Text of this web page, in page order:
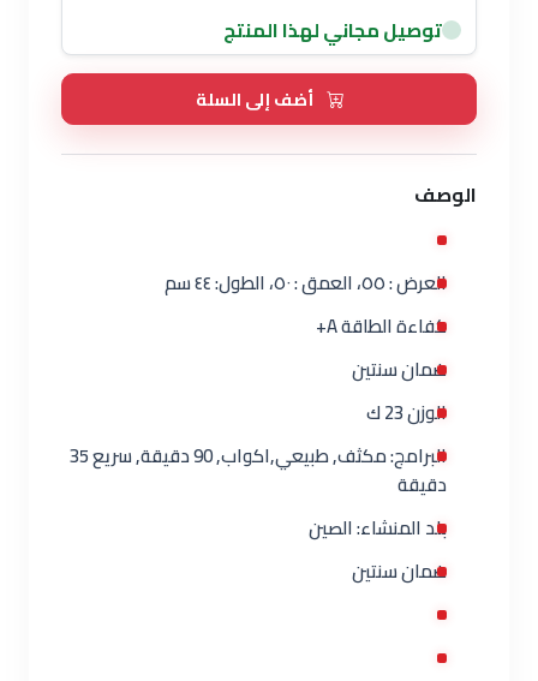
توصيل مجاني لهذا المنتج
أضف إلى السلة
الوصف
العرض : ٥٥، العمق : ٥٠، الطول: ٤٤ سم
كفاءة الطاقة A+
ضمان سنتين
الوزن 23 ك
البرامج: مكثف, طبيعي,اكواب, 90 دقيقة, سريع 35
دقيقة
بلد المنشاء: الصين
ضمان سنتين